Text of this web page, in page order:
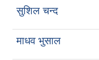
सुशिल चन्द
माधव भुसाल